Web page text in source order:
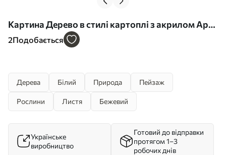
Картина Дерево в стилі картоплі з акрилом Арт.
s42548
2Подобається
Дерева Білий Природа Пейзаж
Рослини Листя Бежевий
Українське
виробництво
Готовий до відправки
протягом 1–3
робочих днів